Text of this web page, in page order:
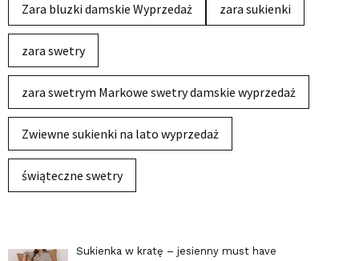
Zara bluzki damskie Wyprzedaż zara sukienki
zara swetry
zara swetrym Markowe swetry damskie wyprzedaż
Zwiewne sukienki na lato wyprzedaż
świąteczne swetry
Sukienka w kratę – jesienny must have